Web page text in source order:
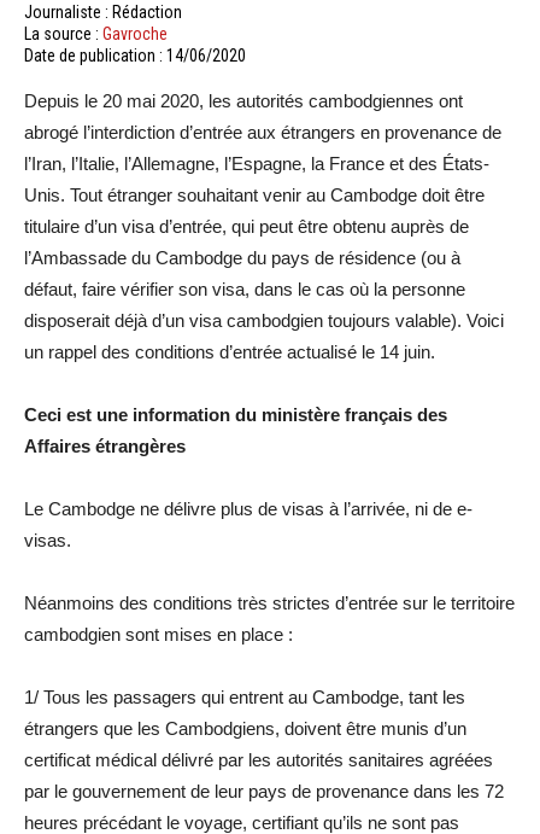
Journaliste : Rédaction
La source : Gavroche
Date de publication : 14/06/2020
Depuis le 20 mai 2020, les autorités cambodgiennes ont
abrogé l’interdiction d’entrée aux étrangers en provenance de
l’Iran, l’Italie, l’Allemagne, l’Espagne, la France et des États-
Unis. Tout étranger souhaitant venir au Cambodge doit être
titulaire d’un visa d’entrée, qui peut être obtenu auprès de
l’Ambassade du Cambodge du pays de résidence (ou à
défaut, faire vérifier son visa, dans le cas où la personne
disposerait déjà d’un visa cambodgien toujours valable). Voici
un rappel des conditions d’entrée actualisé le 14 juin.
Ceci est une information du ministère français des
Affaires étrangères
Le Cambodge ne délivre plus de visas à l’arrivée, ni de e-
visas.
Néanmoins des conditions très strictes d’entrée sur le territoire
cambodgien sont mises en place :
1/ Tous les passagers qui entrent au Cambodge, tant les
étrangers que les Cambodgiens, doivent être munis d’un
certificat médical délivré par les autorités sanitaires agréées
par le gouvernement de leur pays de provenance dans les 72
heures précédant le voyage, certifiant qu’ils ne sont pas